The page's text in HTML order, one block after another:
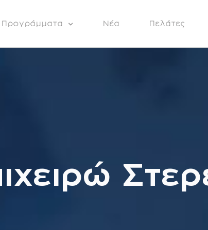
Προγράμματα Νέα Πελάτες